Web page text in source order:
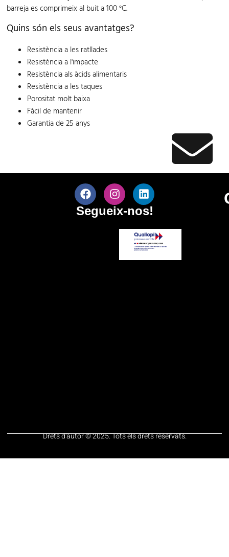
barreja es comprimeix al buit a 100 °C.
Quins són els seus avantatges?
Resistència a les ratllades
Resistència a l'impacte
Resistència als àcids alimentaris
Resistència a les taques
Porositat molt baixa
Fàcil de mantenir
Garantia de 25 anys
Segueix-nos!
Drets d'autor © 2025. Tots els drets reservats.